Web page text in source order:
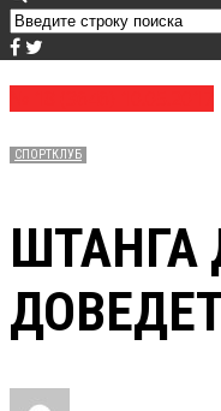
СПОРТКЛУБ
ШТАНГА